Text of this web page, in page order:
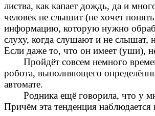
листва, как капает дождь, да и
человек не слышит (не хочет
информацию, которую нужно
слуху, когда слушают и не слышат,
Если даже то, что он имеет (уши),
Пройдёт совсем немного
робота, выполняющего
автомате.
Родника ещё говорила, что у
Причём эта тенденция